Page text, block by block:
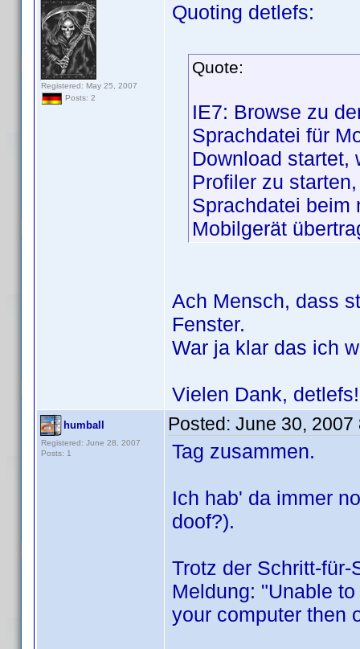
Registered: May 25, 2007
Posts: 2
Quoting detlefs:
Quote:
IE7: Browse zu
Sprachdatei für
Download startet,
Profiler zu
Sprachdatei beim
Mobilgerät
Ach Mensch, dass
Fenster.
War ja klar das ich
Vielen Dank,
humball
Registered: June 28, 2007
Posts: 1
Posted: June 30, 2007
Tag zusammen.
Ich hab' da immer
doof?).
Trotz der Schritt-
Meldung: "Unable
your computer then